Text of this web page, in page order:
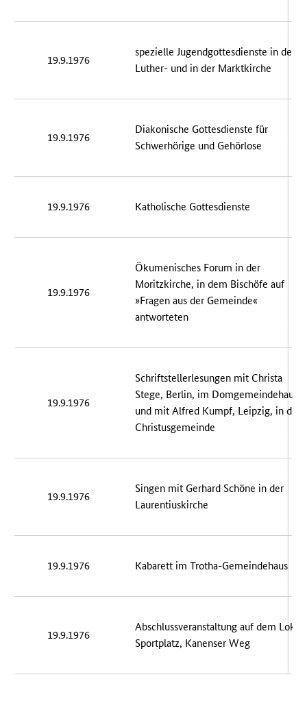
19.9.1976
spezielle Jugendgottesdienste in der
Luther- und in der Marktkirche
19.9.1976
Diakonische Gottesdienste für
Schwerhörige und Gehörlose
19.9.1976 Katholische Gottesdienste
19.9.1976
Ökumenisches Forum in der
Moritzkirche, in dem Bischöfe auf
»Fragen aus der Gemeinde«
antworteten
19.9.1976
Schriftstellerlesungen mit Christa
Stege, Berlin, im Domgemeindehaus
und mit Alfred Kumpf, Leipzig, in der
Christusgemeinde
19.9.1976
Singen mit Gerhard Schöne in der
Laurentiuskirche
19.9.1976 Kabarett im Trotha-Gemeindehaus
19.9.1976
Abschlussveranstaltung auf dem Lok-
Sportplatz, Kanenser Weg